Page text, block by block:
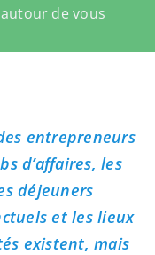
de vous
entrepreneurs
d’affaires, les
déjeuners
et les lieux
existent, mais